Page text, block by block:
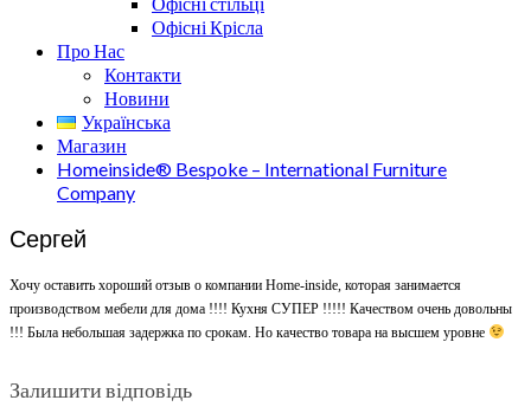
Офісні Крісла
Про Нас
Контакти
Новини
Українська
Магазин
Homeinside® Bespoke – International Furniture
Company
Сергей
Хочу оставить хороший отзыв о компании Home-inside, которая занимается
производством мебели для дома !!!! Кухня СУПЕР !!!!! Качеством очень довольны
!!! Была небольшая задержка по срокам. Но качество товара на высшем уровне
Залишити відповідь